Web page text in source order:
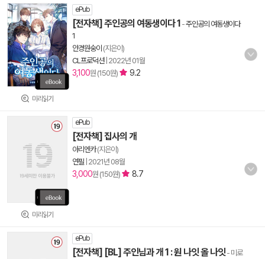
미리읽기
ePub
[전자책] 주인공의 여동생이다 1 -주인공의 여동생이다
1
안경원숭이 (지은이)
CL프로덕션| 2022년 01월
3,100원 (150원) 9.2
미리읽기
ePub
[전자책] 집사의 개
아리엔카(지은이)
연필 2021년 08월
3,000원 (150원) 8.7
ePub
[전자책] [BL] 주인님과 개 1 : 원 나잇 올 나잇- 미로